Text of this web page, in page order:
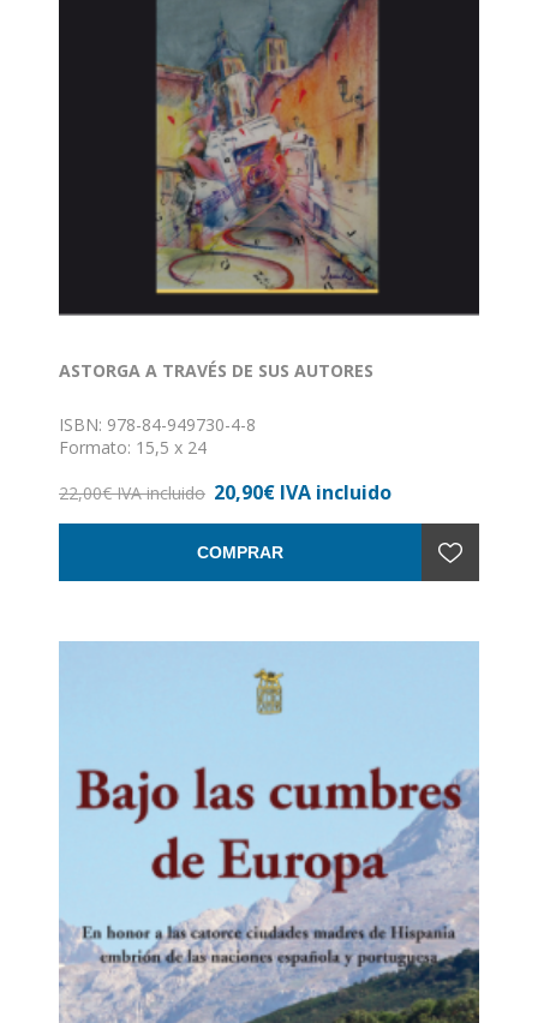
ASTORGA A TRAVÉS DE SUS AUTORES
ISBN: 978-84-949730-4-8
Formato: 15,5 x 24
Encuadernación: Rústica
22,00€ IVA incluido 20,90€ IVA incluido
COMPRAR